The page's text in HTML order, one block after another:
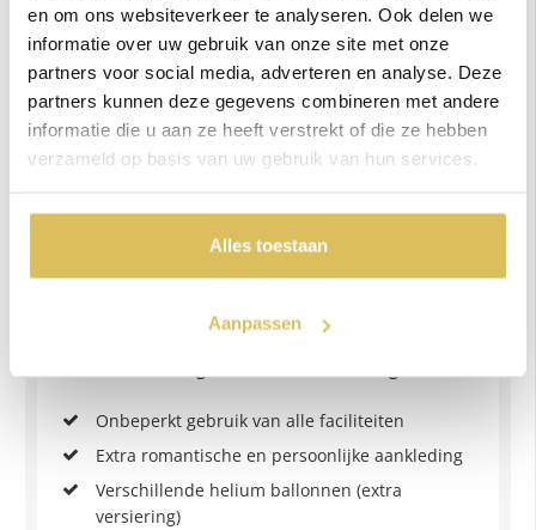
en om ons websiteverkeer te analyseren. Ook delen we
informatie over uw gebruik van onze site met onze
partners voor social media, adverteren en analyse. Deze
partners kunnen deze gegevens combineren met andere
informatie die u aan ze heeft verstrekt of die ze hebben
verzameld op basis van uw gebruik van hun services.
Alles toestaan
Aanpassen
SPECIAL
VOOR DE ECHTE LIEFHEBBERS
249,-
2 uur / 2 personen
Onbeperkt gebruik van alle faciliteiten
Extra romantische en persoonlijke aankleding
Verschillende helium ballonnen (extra
versiering)